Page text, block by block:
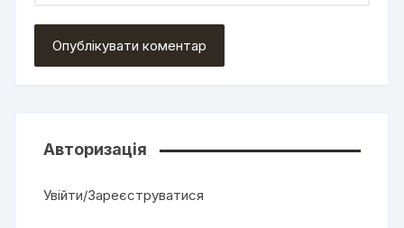
Авторизація
Увійти/Зареєструватися